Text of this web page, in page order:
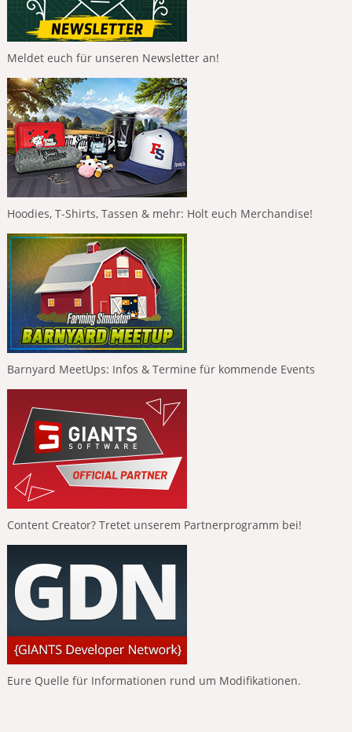
Meldet euch für unseren Newsletter an!
Hoodies, T-Shirts, Tassen & mehr: Holt euch Merchandise!
Barnyard MeetUps: Infos & Termine für kommende Events
Content Creator? Tretet unserem Partnerprogramm bei!
Eure Quelle für Informationen rund um Modifikationen.